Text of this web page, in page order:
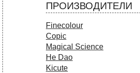
ПРОИЗВОДИТЕЛИ
Finecolour
Copic
Magical Science
He Dao
Kicute